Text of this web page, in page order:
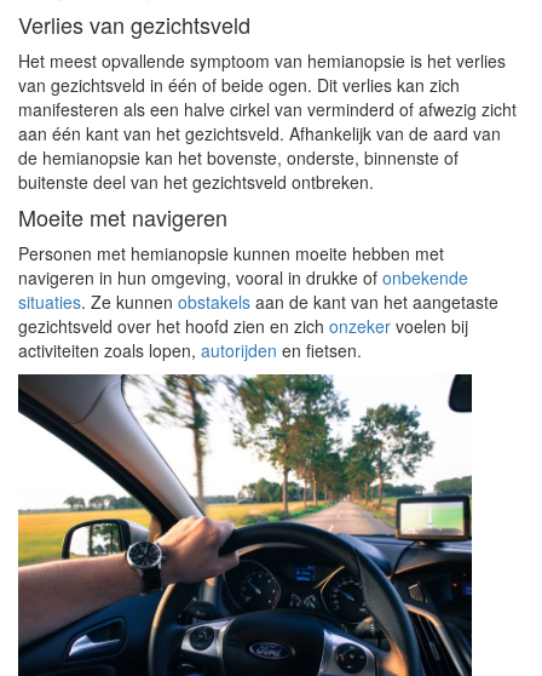
Verlies van gezichtsveld
Het meest opvallende symptoom van hemianopsie is het verlies
van gezichtsveld in één of beide ogen. Dit verlies kan zich
manifesteren als een halve cirkel van verminderd of afwezig zicht
aan één kant van het gezichtsveld. Afhankelijk van de aard van
de hemianopsie kan het bovenste, onderste, binnenste of
buitenste deel van het gezichtsveld ontbreken.
Moeite met navigeren
Personen met hemianopsie kunnen moeite hebben met
navigeren in hun omgeving, vooral in drukke of onbekende
situaties. Ze kunnen obstakels aan de kant van het aangetaste
gezichtsveld over het hoofd zien en zich onzeker voelen bij
activiteiten zoals lopen, autorijden en fietsen.